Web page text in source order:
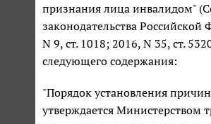
признания лица инвалидом"
законодательства Российской
N 9, ст. 1018; 2016, N 35, ст.
следующего содержания:
"Порядок установления
утверждается Министерством